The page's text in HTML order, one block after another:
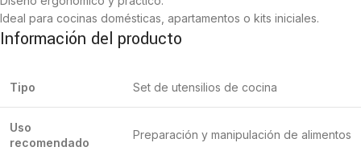
Ideal para cocinas domésticas, apartamentos o kits iniciales.
Información del producto
Tipo Set de utensilios de cocina
Uso
recomendado
Preparación y manipulación de alimentos